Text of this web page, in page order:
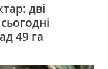
дві
49 га